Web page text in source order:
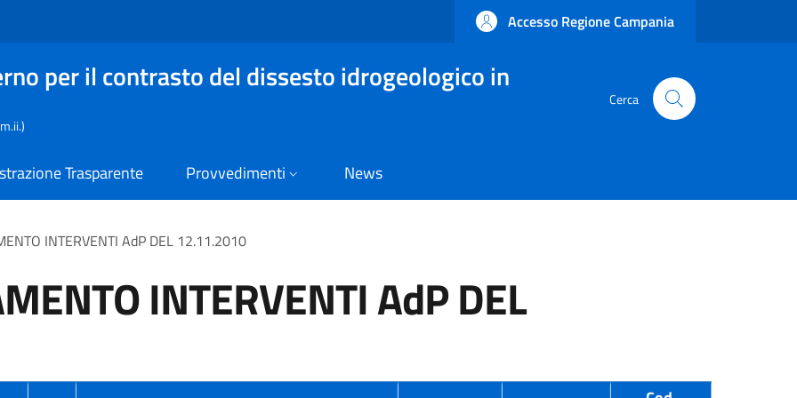
Accesso Regione Campania
per il contrasto del dissesto idrogeologico in
Cerca
Trasparente Provvedimenti News
INTERVENTI AdP DEL 12.11.2010
INTERVENTI AdP DEL